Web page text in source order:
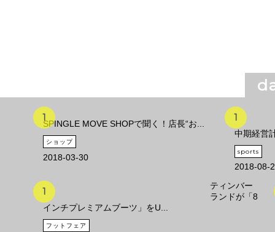
SPINGLE MOVE SHOPで聞く！店長“お...
ショップ
2018-03-30
中期経営
sports
2018-08-
ティンバー
ランドが「8
インチプレミアムブーツ」をU...
フットフェア